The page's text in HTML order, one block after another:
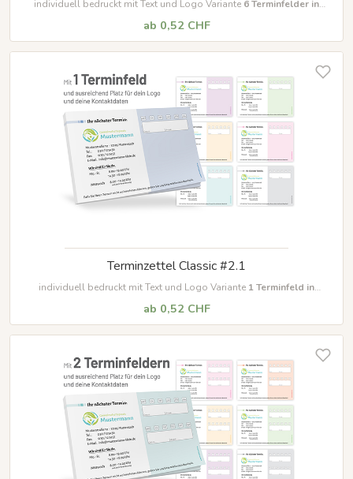
individuell bedruckt mit Text und Logo Variante 6 Terminfelder in
ab 0,52 CHF
Terminzettel Classic #2.1
individuell bedruckt mit Text und Logo Variante 1 Terminfeld in
ab 0,52 CHF